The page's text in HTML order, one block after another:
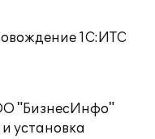
1С:ИТС
"БизнесИнфо"
установка